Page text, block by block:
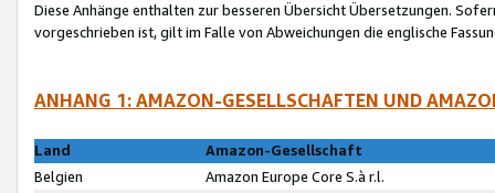
Diese Anhänge enthalten zur besseren Übersicht Übersetzungen.
vorgeschrieben ist, gilt im Falle von Abweichungen die englische
ANHANG 1: AMAZON-GESELLSCHAFTEN UND
Land
Amazon-Gesellschaft
Belgien
Amazon Europe Core S.à r.l.